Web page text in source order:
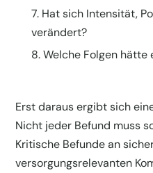
Hat sich Intensität,
verändert?
Welche Folgen hätte
Erst daraus ergibt sich
Nicht jeder Befund muss
Kritische Befunde an
versorgungsrelevanten